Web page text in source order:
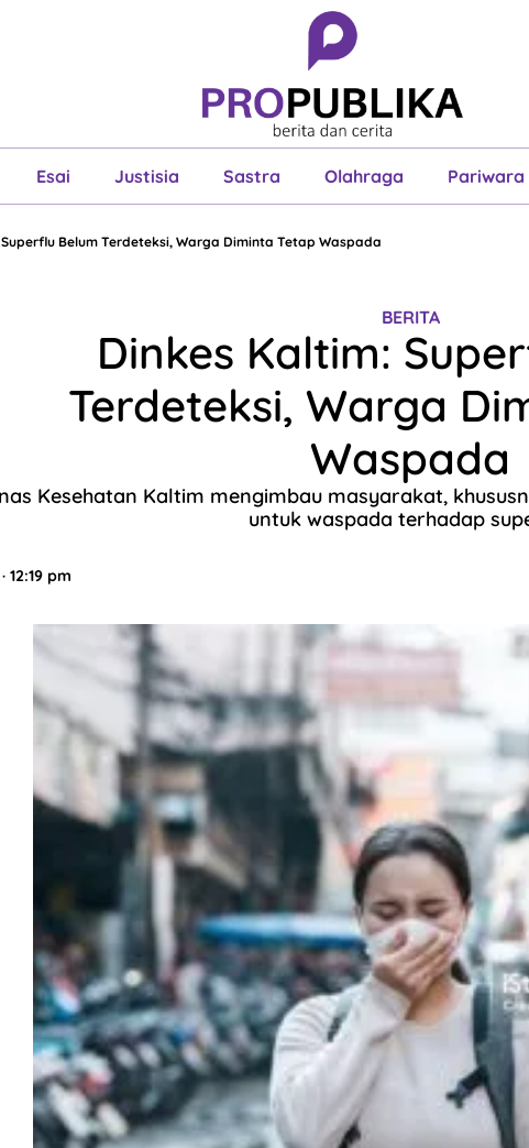
Esai Justisia Sastra Olahraga Pariwara
Berita Cerita Esai Justisia
Pariwara
Belum Terdeteksi, Warga Diminta Tetap Waspada
BERITA
Dinkes Kaltim:
Terdeteksi, Warga
Waspada
Kesehatan Kaltim mengimbau masyarakat,
untuk waspada terhadap
12:19 pm